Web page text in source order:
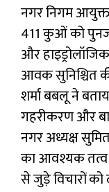
नगर निगम आयुक्त
411 कुओं को
और
आवक सुनिश्चित
शर्मा बबलू ने
गहरीकरण और
नगर अध्यक्ष सुमित
का आवश्यक तत्व
से जुड़े विचारों को